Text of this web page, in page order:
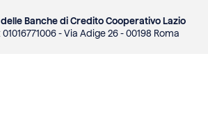
Banche di Credito Cooperativo Lazio
01016771006 - Via Adige 26 - 00198 Roma